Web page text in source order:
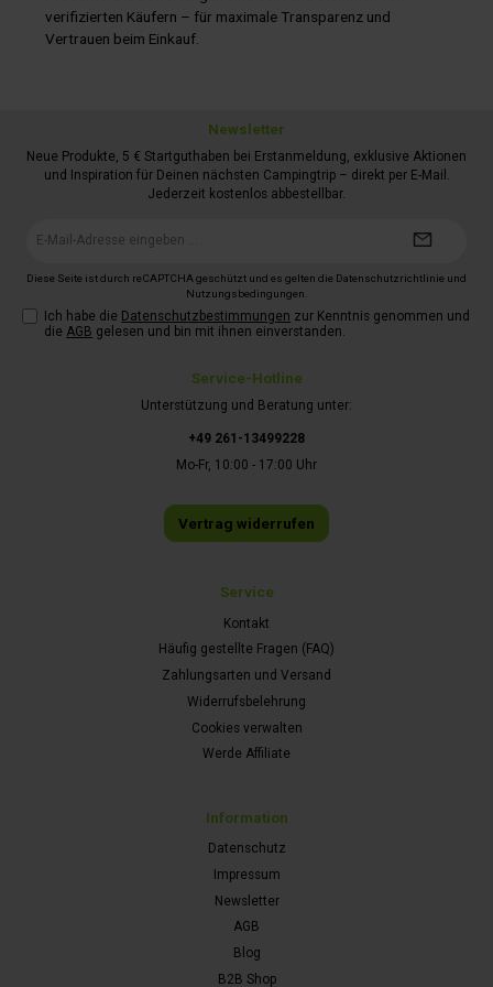
verifizierten Käufern – für maximale Transparenz und
Vertrauen beim Einkauf.
Service-Hotline
Unterstützung und Beratung unter:
+49 261-13499228
Mo-Fr, 10:00 - 17:00 Uhr
Vertrag widerrufen
Service
Kontakt
Häufig gestellte Fragen (FAQ)
Zahlungsarten und Versand
Widerrufsbelehrung
Cookies verwalten
Werde Affiliate
Information
Datenschutz
Impressum
Newsletter
AGB
Blog
B2B Shop
Newsletter
Neue Produkte, 5 € Startguthaben bei Erstanmeldung, exklusive Aktionen
und Inspiration für Deinen nächsten Campingtrip – direkt per E-Mail.
Jederzeit kostenlos abbestellbar.
Diese Seite ist durch reCAPTCHA geschützt und es gelten die Datenschutzrichtlinie und
Nutzungsbedingungen
Ich habe die Datenschutzbestimmungen zur Kenntnis genommen und
die AGB gelesen und bin mit ihnen einverstanden.